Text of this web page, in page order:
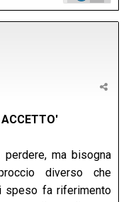
ACCETTO'
ma bisogna
diverso che
speso fa riferimento